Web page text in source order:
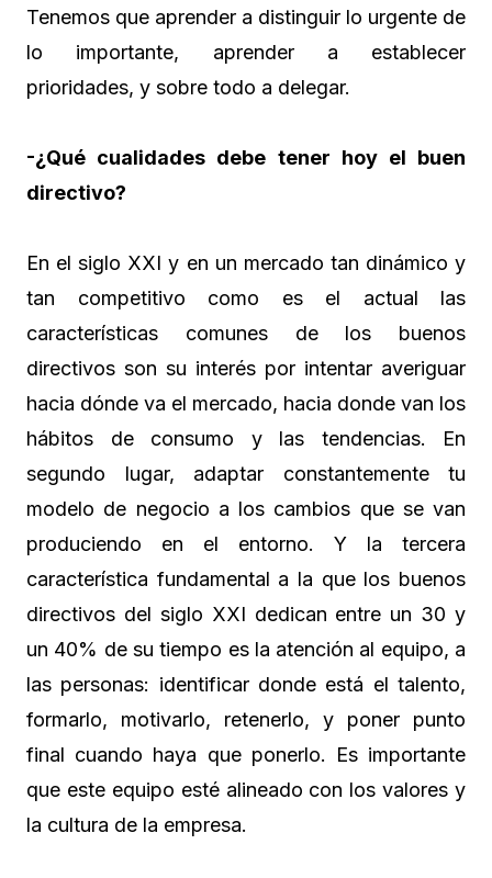
Tenemos que aprender a distinguir lo urgente de
lo importante, aprender a establecer
prioridades, y sobre todo a delegar.
-¿Qué cualidades debe tener hoy el buen
directivo?
En el siglo XXI y en un mercado tan dinámico y
tan competitivo como es el actual las
características comunes de los buenos
directivos son su interés por intentar averiguar
hacia dónde va el mercado, hacia donde van los
hábitos de consumo y las tendencias. En
segundo lugar, adaptar constantemente tu
modelo de negocio a los cambios que se van
produciendo en el entorno. Y la tercera
característica fundamental a la que los buenos
directivos del siglo XXI dedican entre un 30 y
un 40% de su tiempo es la atención al equipo, a
las personas: identificar donde está el talento,
formarlo, motivarlo, retenerlo, y poner punto
final cuando haya que ponerlo. Es importante
que este equipo esté alineado con los valores y
la cultura de la empresa.